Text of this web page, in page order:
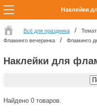
Всё для праздника
Фламинго вечеринка
Фламинго
Наклейки для
Найдено 0 товаров.
Наклейки